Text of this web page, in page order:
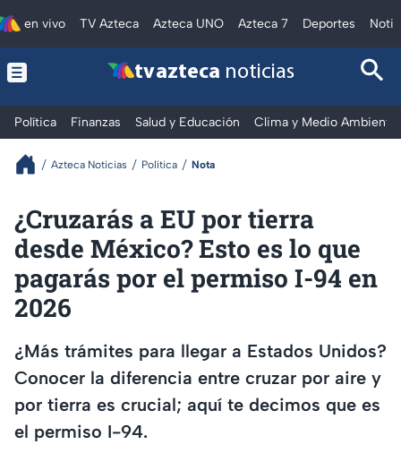
en vivo TV Azteca Azteca UNO Azteca 7 Deportes
tv azteca noticias
Política Finanzas Salud y Educación Clima y Medio Ambiente
Azteca Noticias Política Nota
¿Cruzarás a EU por tierra
desde México? Esto es lo que
pagarás por el permiso I-94 en
2026
¿Más trámites para llegar a Estados Unidos?
Conocer la diferencia entre cruzar por aire y
por tierra es crucial; aquí te decimos que es
el permiso I-94.